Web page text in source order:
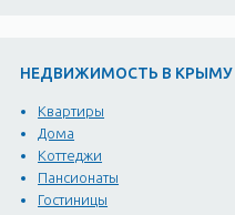
НЕДВИЖИМОСТЬ В КРЫМУ
Квартиры
Дома
Коттеджи
Пансионаты
Гостиницы